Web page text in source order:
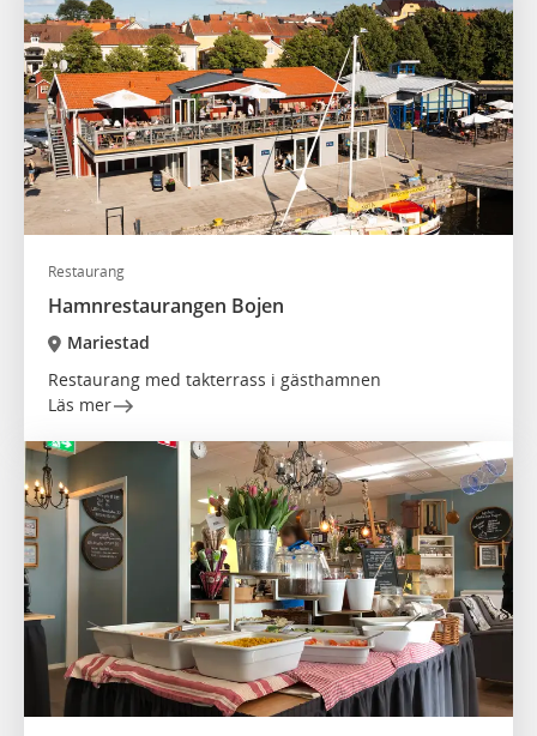
Restaurang
Hamnrestaurangen Bojen
Mariestad
Restaurang med takterrass i gästhamnen
Läs mer